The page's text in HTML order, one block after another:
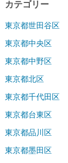
カテゴリー
東京都世田谷区
東京都中央区
東京都中野区
東京都北区
東京都千代田区
東京都台東区
東京都品川区
東京都墨田区